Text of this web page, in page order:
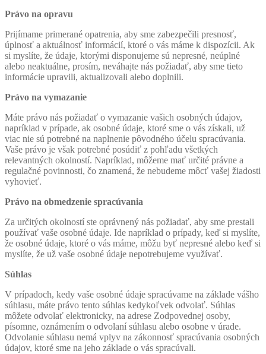
Právo na opravu
Prijímame primerané opatrenia, aby sme zabezpečili presnosť,
úplnosť a aktuálnosť informácií, ktoré o vás máme k dispozícii. Ak
si myslíte, že údaje, ktorými disponujeme sú nepresné, neúplné
alebo neaktuálne, prosím, neváhajte nás požiadať, aby sme tieto
informácie upravili, aktualizovali alebo doplnili.
Právo na vymazanie
Máte právo nás požiadať o vymazanie vašich osobných údajov,
napríklad v prípade, ak osobné údaje, ktoré sme o vás získali, už
viac nie sú potrebné na naplnenie pôvodného účelu spracúvania.
Vaše právo je však potrebné posúdiť z pohľadu všetkých
relevantných okolností. Napríklad, môžeme mať určité právne a
regulačné povinnosti, čo znamená, že nebudeme môcť vašej žiadosti
vyhovieť.
Právo na obmedzenie spracúvania
Za určitých okolností ste oprávnený nás požiadať, aby sme prestali
používať vaše osobné údaje. Ide napríklad o prípady, keď si myslíte,
že osobné údaje, ktoré o vás máme, môžu byť nepresné alebo keď si
myslíte, že už vaše osobné údaje nepotrebujeme využívať.
Súhlas
V prípadoch, kedy vaše osobné údaje spracúvame na základe vášho
súhlasu, máte právo tento súhlas kedykoľvek odvolať. Súhlas
môžete odvolať elektronicky, na adrese Zodpovednej osoby,
písomne, oznámením o odvolaní súhlasu alebo osobne v úrade.
Odvolanie súhlasu nemá vplyv na zákonnosť spracúvania osobných
údajov, ktoré sme na jeho základe o vás spracúvali.